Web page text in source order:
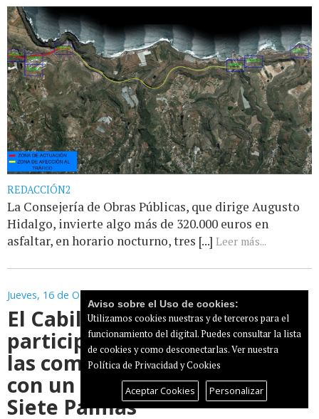
REDACCIÓN2
La Consejería de Obras Públicas, que dirige Augusto
Hidalgo, invierte algo más de 320.000 euros en
asfaltar, en horario nocturno, tres [...] Leer más...
Jueves, 16 de Octubre de 2025
El Cabildo impulsa la
participación ciudadana en
las comunidades energéticas
con un estand informativo en
Siete Palmas
Aviso sobre el Uso de cookies:
Utilizamos cookies nuestras y de terceros para el
funcionamiento del digital. Puedes consultar la lista
de cookies y como desconectarlas.Ver nuestra
Política de Privacidad y Cookies
Aceptar Cookies Personalizar